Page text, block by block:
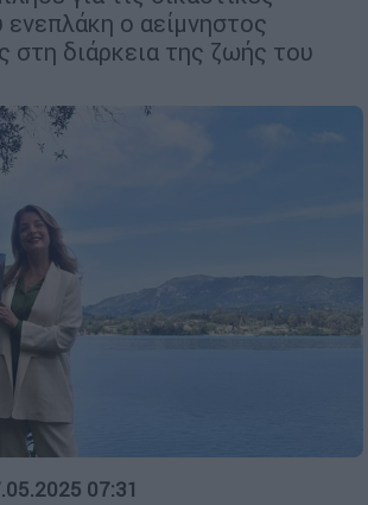
ενεπλάκη ο αείμνηστος
στη διάρκεια της ζωής του
07:31